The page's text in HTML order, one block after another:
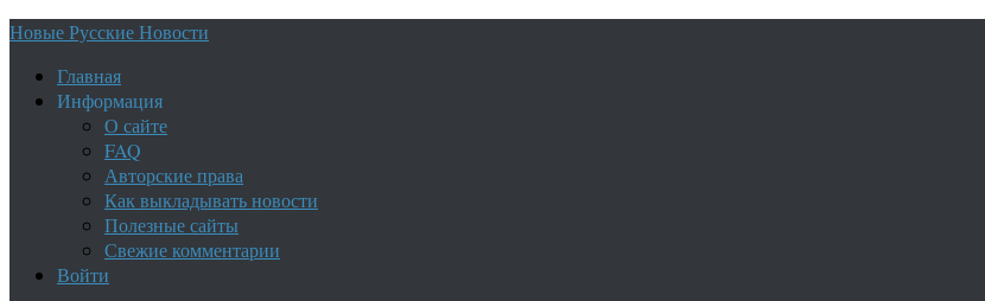
Новые Русские Новости
Главная
Информация
О сайте
FAQ
Авторские права
Как выкладывать новости
Полезные сайты
Свежие комментарии
Войти